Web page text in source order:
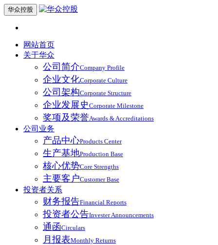
华众控股
网站首页
关于华众
公司简介Company Profile
企业文化Corporate Culture
公司架构Corporate Structure
企业发展史 Corporate Milestone
奖项及荣誉Awards & Accreditations
公司业务
产品中心Products Center
生产基地Production Base
核心优势Core Strengths
主要客户Customer Base
投资者关系
财务报告Financial Reports
投资者公告Invester Announcements
通函Circulars
月报表Monthly Returns